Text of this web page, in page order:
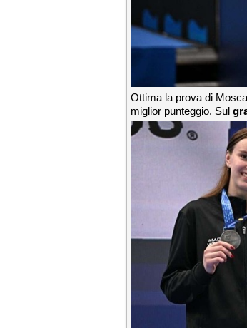
Ottima la prova di
miglior punteggio. Sul